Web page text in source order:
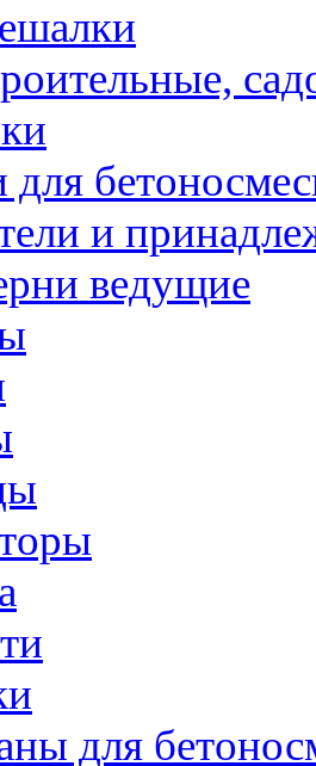
для
и
ведущие
для